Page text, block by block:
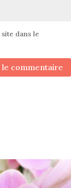
dans le
commentaire